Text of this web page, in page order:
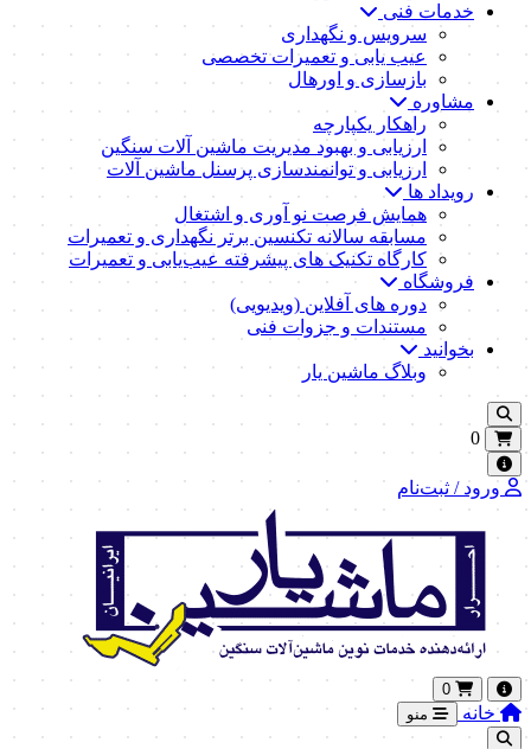
خدمات فنی
سرویس و نگهداری
عیب یابی و تعمیرات تخصصی
بازسازی و اورهال
مشاوره
راهکار یکپارچه
ارزیابی و بهبود مدیریت ماشین آلات سنگین
ارزیابی و توانمندسازی پرسنل ماشین آلات
رویداد ها
همایش فرصت نو آوری و اشتغال
مسابقه سالانه تکنسین برتر نگهداری و تعمیرات
کارگاه تکنیک‌ های پیشرفته عیب‌یابی و تعمیرات
فروشگاه
دوره های آفلاین (ویدیویی)
مستندات و جزوات فنی
بخوانید
وبلاگ ماشین یار
0
ورود / ثبت‌نام
0
خانه منو